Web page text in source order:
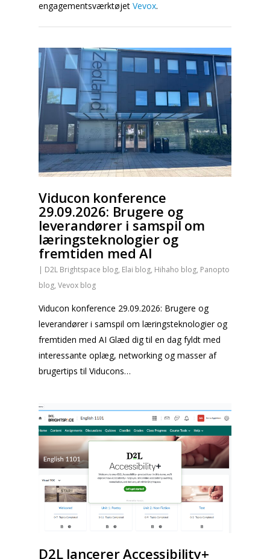
engagementsværktøjetVevox.
Viducon konference
29.09.2026: Brugere og
leverandører i samspil om
læringsteknologier og
fremtiden med AI
| D2L Brightspace blog, Elai blog, Hihaho blog, Panopto
blog,Vevox blog
Viducon konference 29.09.2026: Brugere og
leverandører i samspil om læringsteknologier og
fremtiden med AI Glæd dig til en dag fyldt med
interessante oplæg, networking og masser af
brugertips til Viducons…
D2L lancerer Accessibility+